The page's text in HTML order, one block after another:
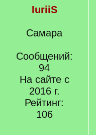
IuriiS
Самара
Сообщений:
94
На сайте с
2016 г.
Рейтинг:
106